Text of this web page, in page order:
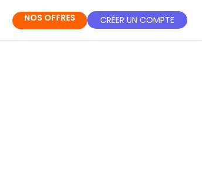
NOS OFFRES CRÉER UN COMPTE